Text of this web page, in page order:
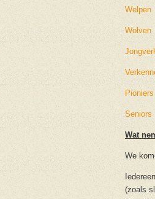
Welpen
Wolven
Pioniers
Seniors
Wat
We
(zoals